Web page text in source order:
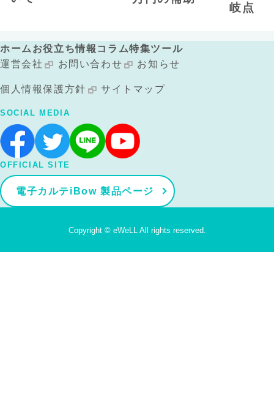
岐点
ホーム お役立ち情報 コラム特集ツール
運営会社
お問い合わせ お知らせ
個人情報保護方針 サイトマップ
SOCIAL MEDIA
OFFICIAL SITE
電子カルテiBow 製品ページ
Copyright © eWeLL All rights reserved.